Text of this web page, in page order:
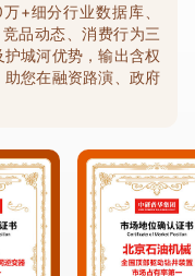
+细分行业数据库、
品动态、消费行为三
城河优势，输出含权
您在融资路演、政府